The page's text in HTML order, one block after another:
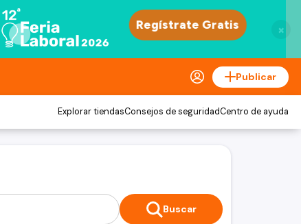
×
Publicar
Explorar tiendasConsejos de seguridadCentro de ayuda
Buscar